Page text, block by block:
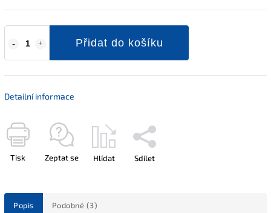
Přidat do košíku
Detailní informace
Tisk Zeptat se Hlídat Sdílet
Popis Podobné (3)